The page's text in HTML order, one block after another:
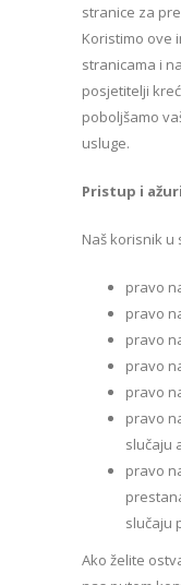
stranice za
Koristimo ove
stranicama i
posjetitelji
poboljšamo
usluge.
Pristup i
Naš korisnik
pravo
pravo
pravo
pravo
pravo
pravo
slučaju
pravo
slučaju
Ako želite